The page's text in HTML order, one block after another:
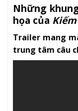
Những
họa của
Trailer mang
trung tâm câu